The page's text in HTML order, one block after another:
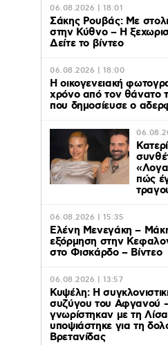
06.08.2026 | 18:01
Σάκης Ρουβάς: Με
στην Κύθνο – Η
Δείτε το βίντεο
06.08.2026 | 18:00
Η οικογενειακή
χρόνο από τον θάνατο
που δημοσίευσε ο
πώς
06.08.2026 | 15:35
Ελένη Μενεγάκη –
εξόρμηση στην
στο Φισκάρδο – Βίντεο
06.08.2026 | 13:57
Κυψέλη: Η
συζύγου του Αφγανού
γνωρίστηκαν με τη
υποψιάστηκε για τη
Βρετανίδας